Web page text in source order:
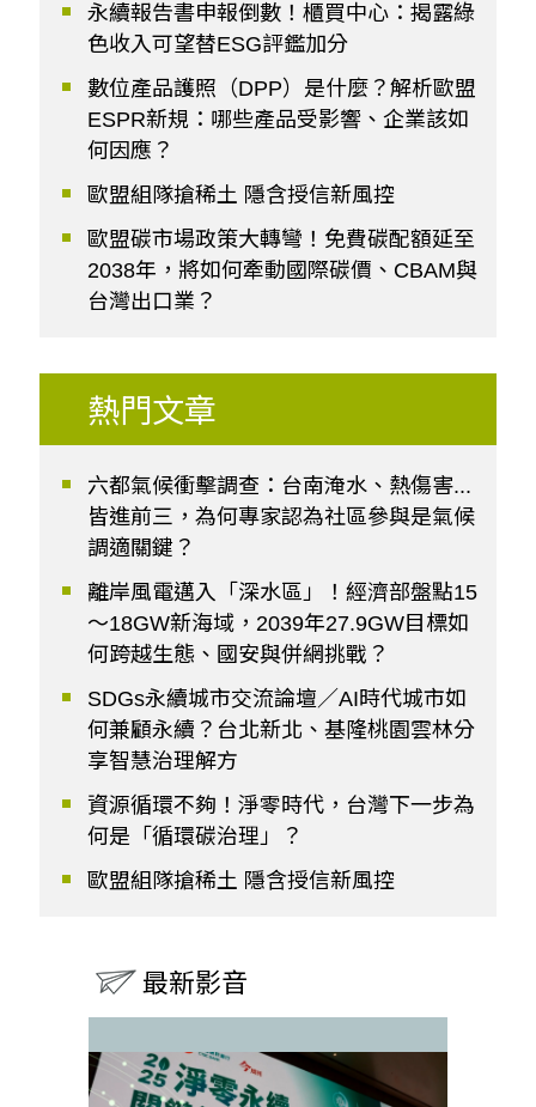
永續報告書申報倒數！櫃買中心：揭露綠
色收入可望替ESG評鑑加分
數位產品護照（DPP）是什麼？解析歐盟
ESPR新規：哪些產品受影響、企業該如
何因應？
歐盟組隊搶稀土 隱含授信新風控
歐盟碳市場政策大轉彎！免費碳配額延至
2038年，將如何牽動國際碳價、CBAM與
台灣出口業？
熱門文章
六都氣候衝擊調查：台南淹水、熱傷害...
皆進前三，為何專家認為社區參與是氣候
調適關鍵？
離岸風電邁入「深水區」！經濟部盤點15
～18GW新海域，2039年27.9GW目標如
何跨越生態、國安與併網挑戰？
SDGs永續城市交流論壇／AI時代城市如
何兼顧永續？台北新北、基隆桃園雲林分
享智慧治理解方
資源循環不夠！淨零時代，台灣下一步為
何是「循環碳治理」？
歐盟組隊搶稀土 隱含授信新風控
最新影音